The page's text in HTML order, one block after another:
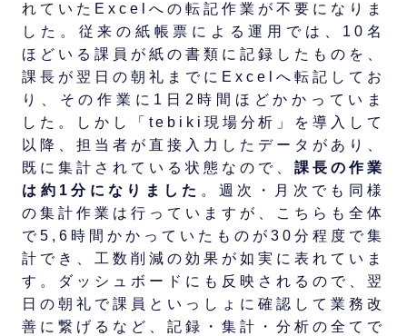
れていたExcelへの転記作業が不要になりま
した。従来の紙帳票による運用では、10名
ほどいる課員が紙の書類に記録したものを、
課長が翌日の朝礼までにExcelへ転記してお
り、その作業に1日2時間ほどかかっていま
した。しかし「tebiki現場分析」を導入して
以降、担当者が直接入力したデータがあり、
既に集計されている状態なので、課長の作業
は約1分になりました 。週次・月次でも同様
の集計作業は行っていますが、こちらも全体
で5,6時間かかっていたものが30分程度で集
計でき、工数削減の効果が如実に表れていま
す。ダッシュボードにも反映されるので、翌
日の朝礼で課員といっしょに確認して業務改
善に繋げるなど、記録・集計・分析の全てで